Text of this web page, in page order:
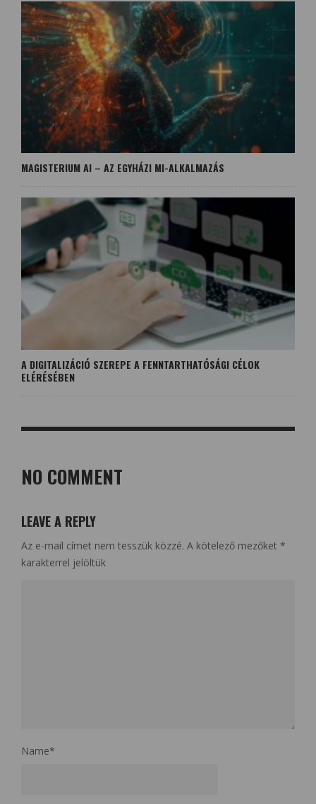
MAGISTERIUM AI – AZ EGYHÁZI MI-ALKALMAZÁS
A DIGITALIZÁCIÓ SZEREPE A FENNTARTHATÓSÁGI CÉLOK
ELÉRÉSÉBEN
NO COMMENT
LEAVE A REPLY
Az e-mail címet nem tesszük közzé. A kötelező mezőket *
karakterrel jelöltük
Name*